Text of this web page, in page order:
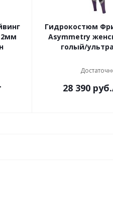
Гидрокостюм
Asymmetry
голый/
28 390 руб.